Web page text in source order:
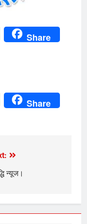
Message
Share
Message
Share
न्यूज।